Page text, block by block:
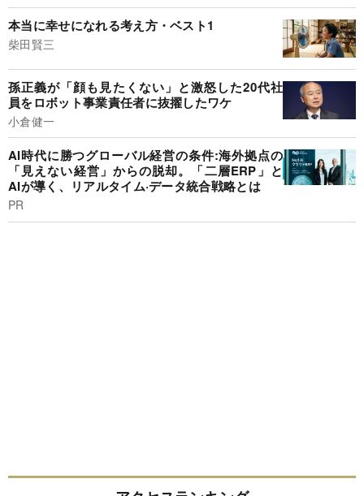
本当に幸せになれる考え方・ベスト1
柴田賢三
孫正義が「顔も見たくない」と激怒した20代社
員をロボット事業責任者に抜擢したワケ
小倉健一
AI時代に勝つグローバル経営の条件:海外拠点の
「見えない経営」からの脱却。「二層ERP」と
AIが導く、リアルタイム·データ統合戦略とは
PR